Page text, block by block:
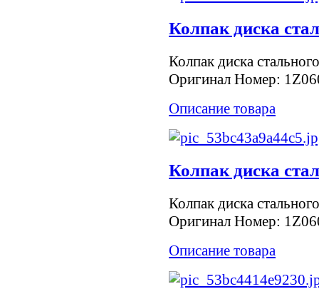
Колпак диска
Колпак диска
Оригинал Номер:
Описание товара
Колпак диска
Колпак диска
Оригинал Номер:
Описание товара